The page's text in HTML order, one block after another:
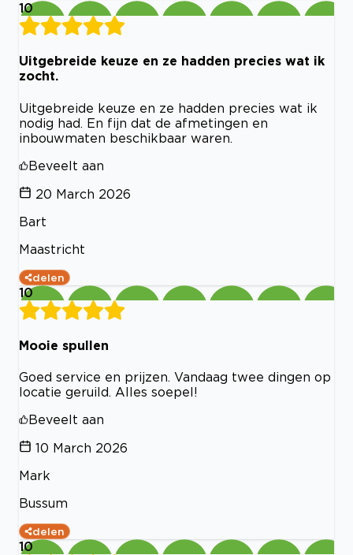
10
Uitgebreide keuze en ze hadden precies wat ik
zocht.
Uitgebreide keuze en ze hadden precies wat ik
nodig had. En fijn dat de afmetingen en
inbouwmaten beschikbaar waren.
Beveelt aan
20 March 2026
Bart
Maastricht
delen
10
Mooie spullen
Goed service en prijzen. Vandaag twee dingen op
locatie geruild. Alles soepel!
Beveelt aan
10 March 2026
Mark
Bussum
delen
10